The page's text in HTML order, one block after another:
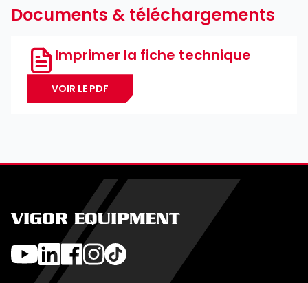
Documents & téléchargements
Imprimer la fiche technique
VOIR LE PDF
VIGOR EQUIPMENT